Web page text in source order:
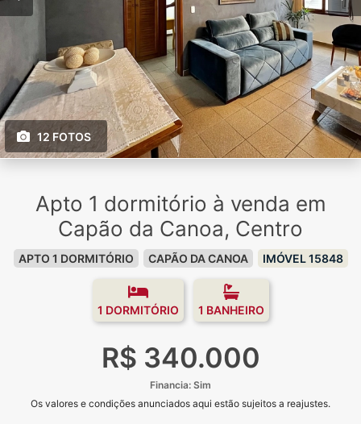
12 FOTOS
Apto 1 dormitório à venda em
Capão da Canoa, Centro
APTO 1 DORMITÓRIO CAPÃO DA CANOA IMÓVEL 15848
1 DORMITÓRIO 1 BANHEIRO
R$ 340.000
Financia: Sim
Os valores e condições anunciados aqui estão sujeitos a reajustes.